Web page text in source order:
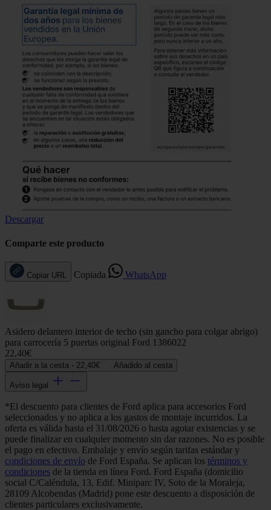
Descargar
Comparte este producto
Copiar URL Copiada WhatsApp
Asidero delantero interior de techo (sin gancho para colgar abrigo)
para carrocería 5 puertas original Ford 1386022
22,40€
Añadir a la cesta - 22,40€ Añadido al cesta
Aviso legal
*El descuento para clientes de Ford aplica para accesorios Ford
seleccionados y no aplica a los gastos de montaje incurridos. La
oferta es válida hasta el 31/08/2026 o hasta agotar existencias y se
puede finalizar en cualquier momento sin dar razones. No es posible
el pago en efectivo. Embalaje y envío según tarifas estándar y
condiciones de envío de Ford España. Se aplican los términos y
condiciones de la tienda en línea Ford. Ford España (domicilio
social C/Caléndula, 13, Edif. Miniparc IV, Soto de la Moraleja,
28109 Alcobendas (Madrid) pone este descuento a disposición de
clientes particulares exclusivamente.